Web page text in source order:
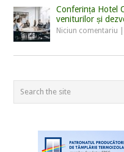
Conferința Hotel
veniturilor și
Niciun comentariu